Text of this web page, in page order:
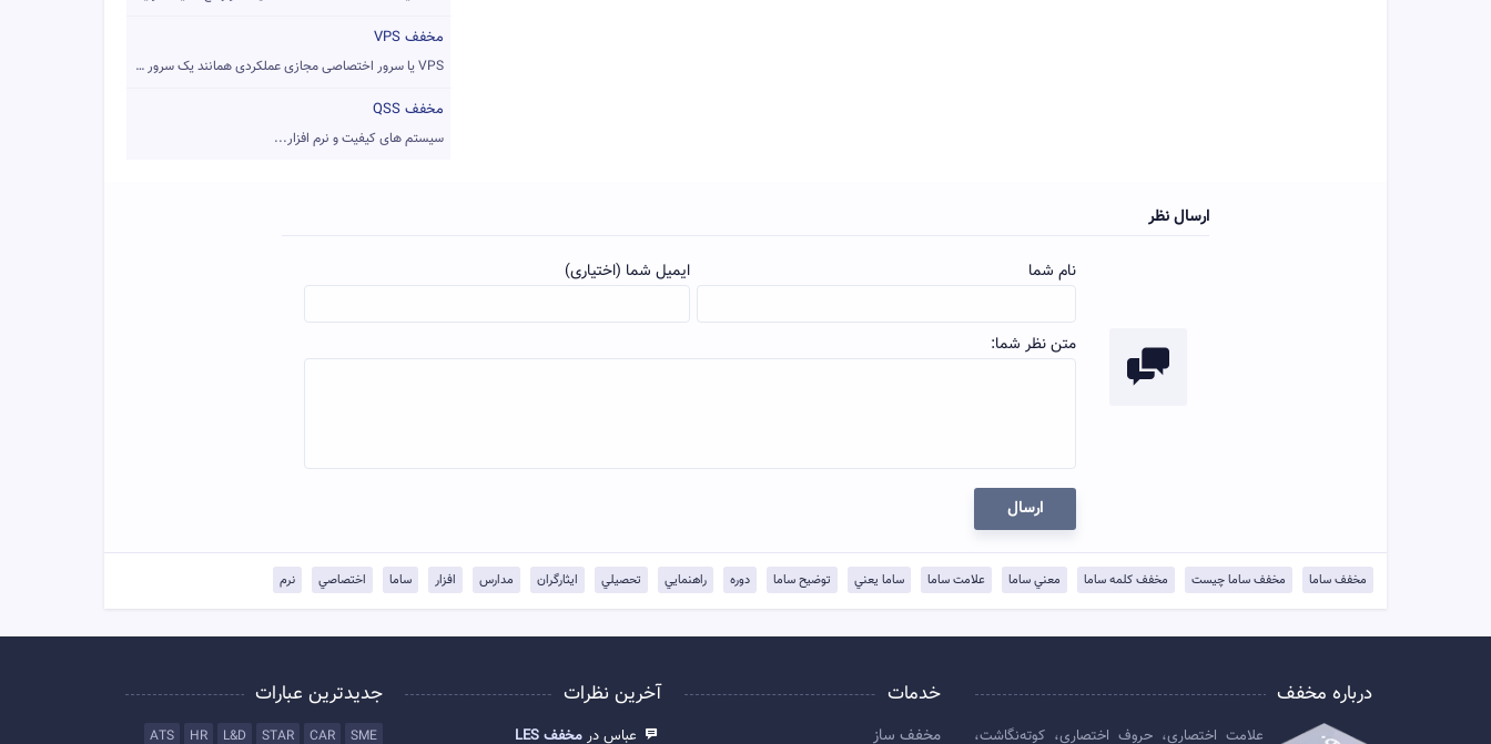
مخفف VPS
VPS یا سرور اختصاصی مجازی عملکردی همانند یک سرور کاملا اختصا...
مخفف QSS
سیستم های کیفیت و نرم افزار...
ارسال نظر
نام شما ایمیل شما (اختیاری)
متن نظر شما:
ارسال
مخفف ساما مخفف ساما چيست مخفف کلمه ساما معني ساما علامت ساما ساما يعني توضيح ساما دوره راهنمايي تحصيلي ايثارگران مدارس افزار ساما اختصاصي نرم
درباره مخفف
علامت اختصاری، حروف اختصاری، کوته‌نگاشت،
خدمات
مخفف ساز
آخرین نظرات
عباس در مخفف LES
جدیدترین عبارات
SME
CAR
STAR
L&D
HR
ATS